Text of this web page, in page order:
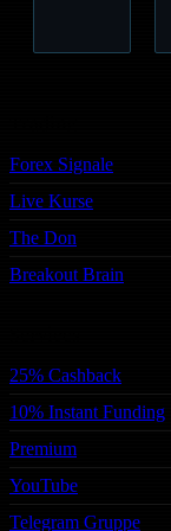
Forex Signale
Live Kurse
The Don
Breakout Brain
25% Cashback
10% Instant Funding
Premium
YouTube
Telegram Gruppe